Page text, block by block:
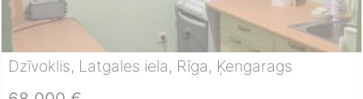
Dzīvoklis, Latgales iela, Rīga, Ķengarags